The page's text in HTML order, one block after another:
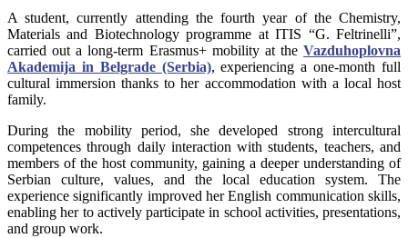
A student, currently attending the fourth year of the Chemistry,
Materials and Biotechnology programme at ITIS “G. Feltrinelli”,
carried out a long-term Erasmus+ mobility at the Vazduhoplovna
Akademija in Belgrade (Serbia), experiencing a one-month full
cultural immersion thanks to her accommodation with a local host
family.
During the mobility period, she developed strong intercultural
competences through daily interaction with students, teachers, and
members of the host community, gaining a deeper understanding of
Serbian culture, values, and the local education system. The
experience significantly improved her English communication skills,
enabling her to actively participate in school activities, presentations,
and group work.